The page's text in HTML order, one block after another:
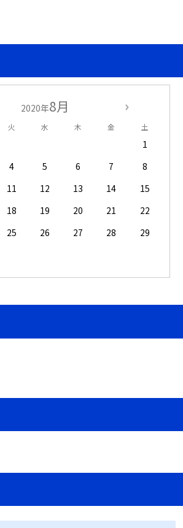
2020年8月
火 水 木 金 土
1
4 5 6 7
8
11 12 13 14
15
18 19 20 21
22
25 26 27 28
29